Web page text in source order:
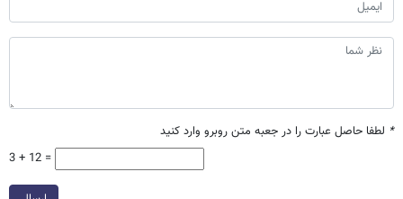
* لطفا حاصل عبارت را در جعبه متن روبرو وارد کنید
3 + 12 =